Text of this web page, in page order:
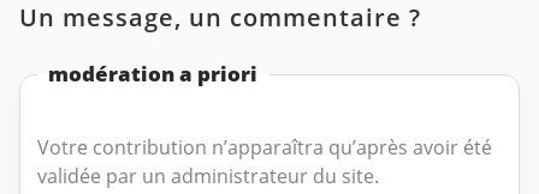
Un message, un commentaire ?
modération a priori
Votre contribution n’apparaîtra qu’après avoir été
validée par un administrateur du site.